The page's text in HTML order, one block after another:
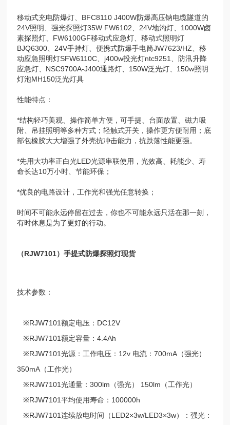
移动式充电防爆灯、BFC8110 J400W防爆高压钠电缆隧道的
24V照明、强光探照灯35W FW6102、24V地沟灯、1000W卤
素探照灯、FW6100GF移动式应急灯、移动式照明灯
BJQ6300、24V手持灯、便携式防爆手电筒JW7623/HZ、移
动应急照明灯SFW6110C、j400w投光灯ntc9251、防汛升降
应急灯、NSC9700A-J400通路灯、150W泛光灯、150w照明
灯泡MH150泛光灯具
性能特点：
*结构轻巧美观、操作简单方便，可手提、台面放置、磁力吸
附、吊挂照明等多种方式；轻触式开关，操作更方便耐用；底
部包橡胶大大增强了外壳抗冲击能力，抗跌落性能更强。
*先用大功率正白光LED光源串联使用，光效高、耗能少、寿
命长达10万小时、节能环保；
*优良的电路设计，工作光和强光任意转换；
时间不可能永远停留在过去，你也不可能永远只活在那一刻，
有时休息是为了更好的行动。
（RJW7101）手提式防爆探照灯现货
技术参数：
※RJW7101额定电压：DC12V
※RJW7101额定容量：4.4Ah
※RJW7101光源：工作电压：12v 电流：700mA（强光）
350mA（工作光）
※RJW7101光通量：300lm（强光） 150lm（工作光）
※RJW7101平均使用寿命：100000h
※RJW7101连续放电时间（LED2×3w/LED3×3w）：强光：